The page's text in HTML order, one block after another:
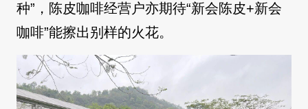
种”，陈皮咖啡经营户亦期待“新会陈皮+新会
咖啡”能擦出别样的火花。